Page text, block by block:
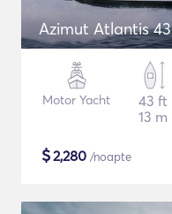
Azimut Atlantis 43
Motor Yacht
43 ft
13 m
$2,280 /noapte